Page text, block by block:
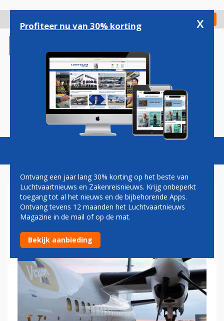
gaan
Check in
Magazine Podcasts Vacatures
VIZION AIR WIL VERDER
UITBREIDEN IN EUROPA
Profiteer nu van 30% korting x
Ontvang een jaar lang 30% korting op het beste van
Luchtvaartnieuws en Zakenreisnieuws. Krijg onbeperkt
toegang tot al het nieuws en de bijbehorende Apps.
Ontvang tevens 12 maanden het Luchtvaartnieuws
Magazine in de mail of op de mat.
Bekijk aanbieding